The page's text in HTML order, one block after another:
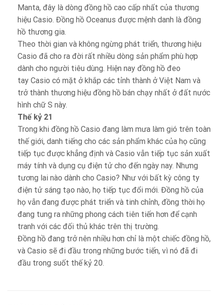
Manta, đây là dòng đồng hồ cao cấp nhất của thương
hiệu Casio. Đồng hồ Oceanus được mệnh danh là đồng
hồ thương gia.
Theo thời gian và không ngừng phát triển, thương hiệu
Casio đã cho ra đời rất nhiều dòng sản phẩm phù hợp
dành cho người tiêu dùng. Hiện nay đồng hồ đeo
tay Casio có mặt ở khắp các tỉnh thành ở Việt Nam và
trở thành thương hiệu đồng hồ bán chạy nhất ở đất nước
hình chữ S này.
Thế kỷ 21
Trong khi đồng hồ Casio đang làm mưa làm gió trên toàn
thế giới, danh tiếng cho các sản phẩm khác của họ cũng
tiếp tục được khẳng định và Casio vẫn tiếp tục sản xuất
máy tính và dụng cụ điện tử cho đến ngày nay. Nhưng
tương lai nào dành cho Casio? Như với bất kỳ công ty
điện tử sáng tạo nào, họ tiếp tục đổi mới. Đồng hồ của
họ vẫn đang được phát triển và tinh chỉnh, đồng thời họ
đang tung ra những phong cách tiên tiến hơn để cạnh
tranh với các đối thủ khác trên thị trường.
Đồng hồ đang trở nên nhiều hơn chỉ là một chiếc đồng hồ,
và Casio sẽ đi đầu trong những bước tiến, vì nó đã đi
đầu trong suốt thế kỷ 20.